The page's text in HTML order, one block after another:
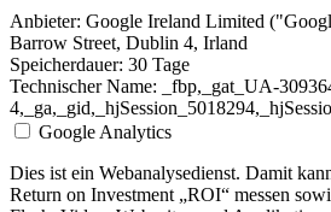
Anbieter: Google Ireland Limited
Barrow Street, Dublin 4, Irland
Speicherdauer: 30 Tage
Technischer Name: _fbp,_gat_UA-
Google Analytics
Dies ist ein Webanalysedienst. Damit
Return on Investment „ROI“ messen